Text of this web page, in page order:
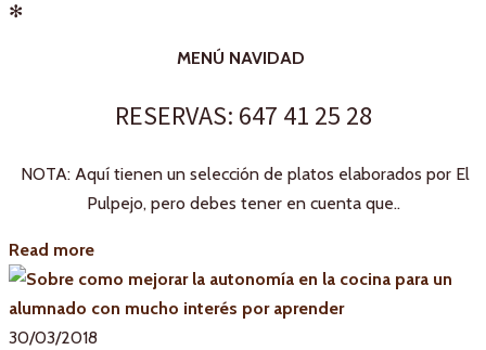
✻
MENÚ NAVIDAD
RESERVAS: 647 41 25 28
NOTA: Aquí tienen un selección de platos elaborados por El
Pulpejo, pero debes tener en cuenta que..
Read more
30/03/2018